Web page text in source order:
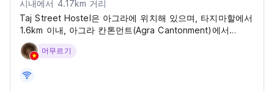
시내에서 4.17km 거리
Taj Street Hostel은 아그라에 위치해 있으며, 타지마할에서
1.6km 이내, 아그라 칸톤먼트(Agra Cantonment)에서
6.9km 거리에 있습니다.
머무르기